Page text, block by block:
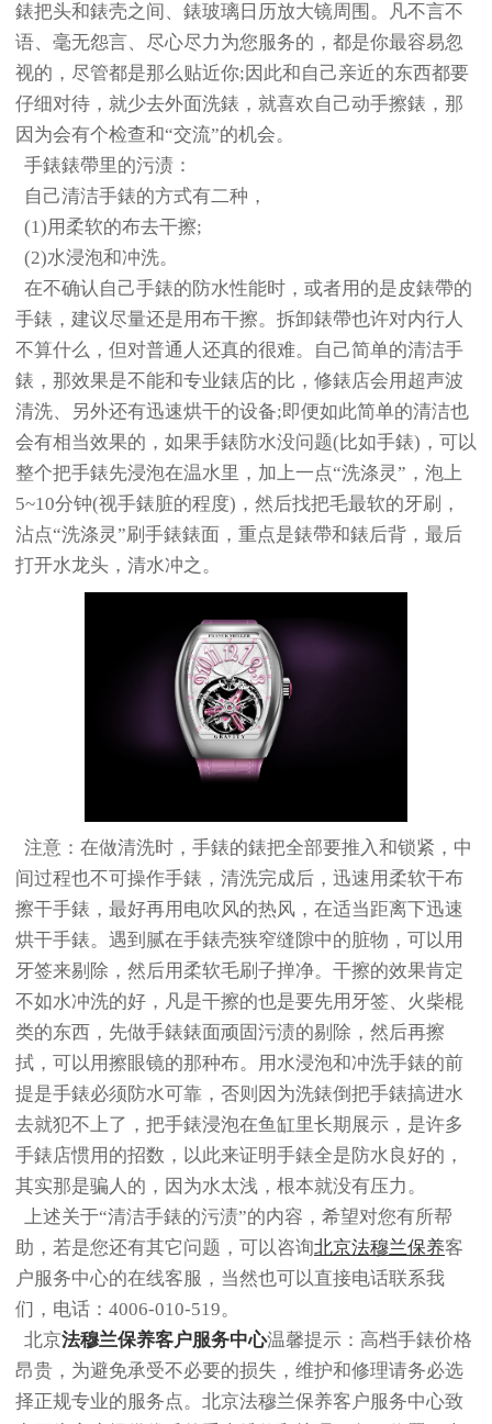
錶把头和錶壳之间、錶玻璃日历放大镜周围。凡不言不
语、毫无怨言、尽心尽力为您服务的，都是你最容易忽
视的，尽管都是那么贴近你;因此和自己亲近的东西都要
仔细对待，就少去外面洗錶，就喜欢自己动手擦錶，那
因为会有个检查和“交流”的机会。
手錶錶帶里的污渍：
自己清洁手錶的方式有二种，
(1)用柔软的布去干擦;
(2)水浸泡和冲洗。
在不确认自己手錶的防水性能时，或者用的是皮錶帶的
手錶，建议尽量还是用布干擦。拆卸錶帶也许对内行人
不算什么，但对普通人还真的很难。自己简单的清洁手
錶，那效果是不能和专业錶店的比，修錶店会用超声波
清洗、另外还有迅速烘干的设备;即便如此简单的清洁也
会有相当效果的，如果手錶防水没问题(比如手錶)，可以
整个把手錶先浸泡在温水里，加上一点“洗涤灵”，泡上
5~10分钟(视手錶脏的程度)，然后找把毛最软的牙刷，
沾点“洗涤灵”刷手錶錶面，重点是錶帶和錶后背，最后
打开水龙头，清水冲之。
注意：在做清洗时，手錶的錶把全部要推入和锁紧，中
间过程也不可操作手錶，清洗完成后，迅速用柔软干布
擦干手錶，最好再用电吹风的热风，在适当距离下迅速
烘干手錶。遇到腻在手錶壳狭窄缝隙中的脏物，可以用
牙签来剔除，然后用柔软毛刷子掸净。干擦的效果肯定
不如水冲洗的好，凡是干擦的也是要先用牙签、火柴棍
类的东西，先做手錶錶面顽固污渍的剔除，然后再擦
拭，可以用擦眼镜的那种布。用水浸泡和冲洗手錶的前
提是手錶必须防水可靠，否则因为洗錶倒把手錶搞进水
去就犯不上了，把手錶浸泡在鱼缸里长期展示，是许多
手錶店惯用的招数，以此来证明手錶全是防水良好的，
其实那是骗人的，因为水太浅，根本就没有压力。
上述关于“清洁手錶的污渍”的内容，希望对您有所帮
助，若是您还有其它问题，可以咨询北京法穆兰保养客
户服务中心的在线客服，当然也可以直接电话联系我
们，电话：4006-010-519。
北京法穆兰保养客户服务中心温馨提示：高档手錶价格
昂贵，为避免承受不必要的损失，维护和修理请务必选
择正规专业的服务点。北京法穆兰保养客户服务中心致